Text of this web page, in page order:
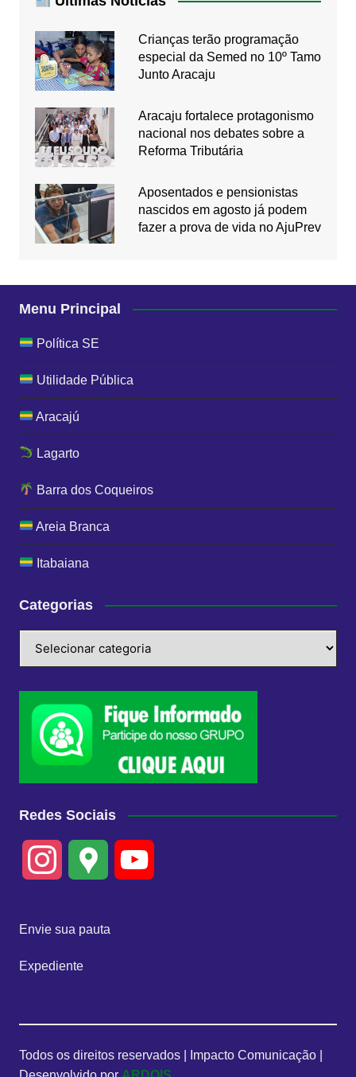
Crianças terão programação
especial da Semed no 10º Tamo
Junto Aracaju
Aracaju fortalece protagonismo
nacional nos debates sobre a
Reforma Tributária
Aposentados e pensionistas
nascidos em agosto já podem
fazer a prova de vida no AjuPrev
Menu Principal
Política SE
Utilidade Pública
Aracajú
Lagarto
Barra dos Coqueiros
Areia Branca
Itabaiana
Categorias
Redes Sociais
g e b
Envie sua pauta
Expediente
Todos os direitos reservados | Impacto Comunicação |